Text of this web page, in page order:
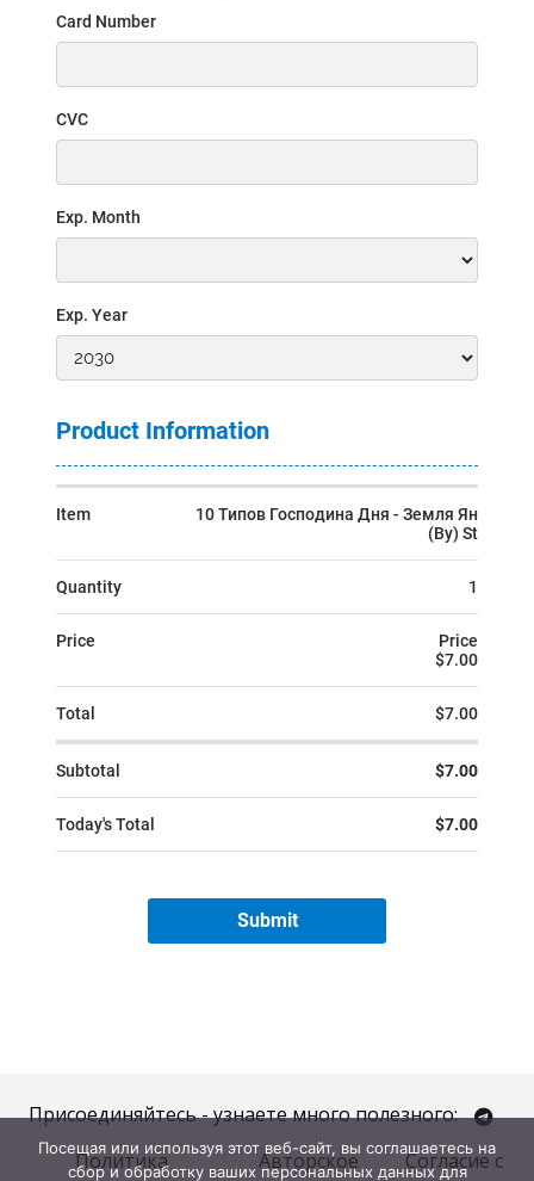
Присоединяйтесь - узнаете много полезного:
Политика
Авторское Согласие с
Посещая или используя этот веб-сайт, вы соглашаетесь на
сбор и обработку ваших персональных данных для